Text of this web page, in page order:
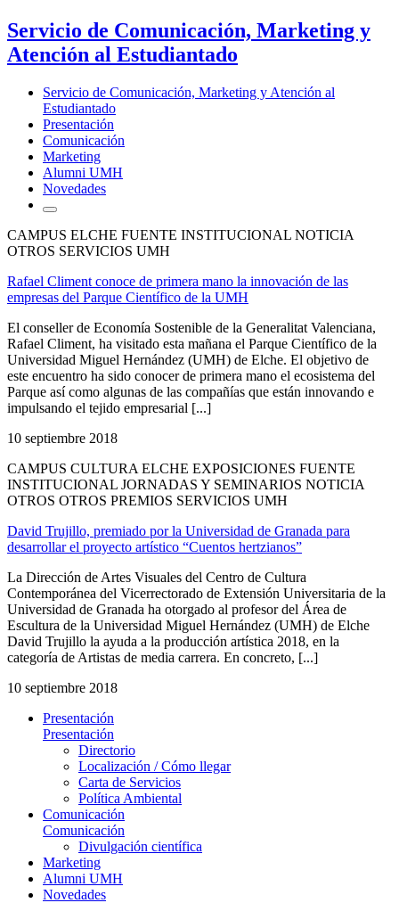
Servicio de Comunicación, Marketing y
Atención al Estudiantado
Servicio de Comunicación, Marketing y Atención al
Estudiantado
Presentación
Comunicación
Marketing
Alumni UMH
Novedades
CAMPUS ELCHE FUENTE INSTITUCIONAL NOTICIA
OTROS SERVICIOS UMH
Rafael Climent conoce de primera mano la innovación de las
empresas del Parque Científico de la UMH
El conseller de Economía Sostenible de la Generalitat Valenciana,
Rafael Climent, ha visitado esta mañana el Parque Científico de la
Universidad Miguel Hernández (UMH) de Elche. El objetivo de
este encuentro ha sido conocer de primera mano el ecosistema del
Parque así como algunas de las compañías que están innovando e
impulsando el tejido empresarial [...]
10 septiembre 2018
CAMPUS CULTURA ELCHE EXPOSICIONES FUENTE
INSTITUCIONAL JORNADAS Y SEMINARIOS NOTICIA
OTROS OTROS PREMIOS SERVICIOS UMH
David Trujillo, premiado por la Universidad de Granada para
desarrollar el proyecto artístico “Cuentos hertzianos”
La Dirección de Artes Visuales del Centro de Cultura
Contemporánea del Vicerrectorado de Extensión Universitaria de la
Universidad de Granada ha otorgado al profesor del Área de
Escultura de la Universidad Miguel Hernández (UMH) de Elche
David Trujillo la ayuda a la producción artística 2018, en la
categoría de Artistas de media carrera. En concreto, [...]
10 septiembre 2018
Presentación
Presentación
Directorio
Localización / Cómo llegar
Carta de Servicios
Política Ambiental
Comunicación
Comunicación
Divulgación científica
Marketing
Alumni UMH
Novedades